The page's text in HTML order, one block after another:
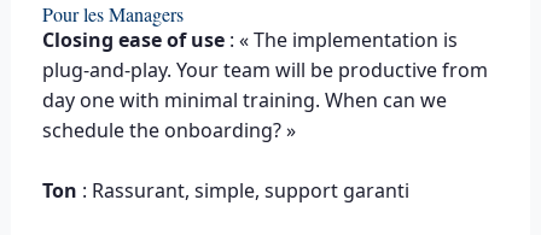
Pour les Managers
Closing ease of use: « The implementation is
plug-and-play. Your team will be productive from
day one with minimal training. When can we
schedule the onboarding? »
Ton : Rassurant, simple, support garanti